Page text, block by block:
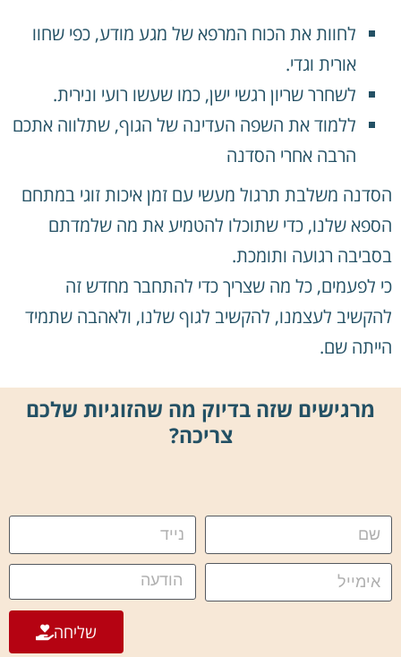
לחוות את הכוח המרפא של מגע מודע, כפי שחוו
אורית וגדי.
לשחרר שריון רגשי ישן, כמו שעשו רועי ונירית.
ללמוד את השפה העדינה של הגוף, שתלווה אתכם
הרבה אחרי הסדנה
הסדנה משלבת תרגול מעשי עם זמן איכות זוגי במתחם
הספא שלנו, כדי שתוכלו להטמיע את מה שלמדתם
בסביבה רגועה ותומכת.
כי לפעמים, כל מה שצריך כדי להתחבר מחדש זה
להקשיב לעצמנו, להקשיב לגוף שלנו, ולאהבה שתמיד
הייתה שם.
מרגישים שזה בדיוק מה שהזוגיות שלכם
צריכה?
שליחה